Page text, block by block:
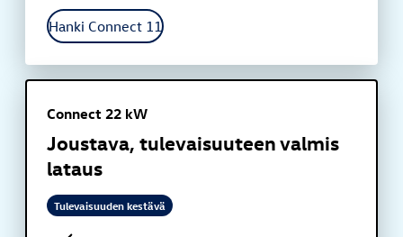
Hanki Connect 11
Connect 22 kW
Joustava, tulevaisuuteen valmis
lataus
Tulevaisuuden kestävä